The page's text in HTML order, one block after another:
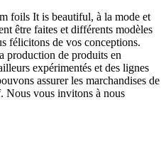
foils It is beautiful, à la mode et
être faites et différents modèles
félicitons de vos conceptions.
production de produits en
expérimentés et des lignes
assurer les marchandises de
Nous vous invitons à nous